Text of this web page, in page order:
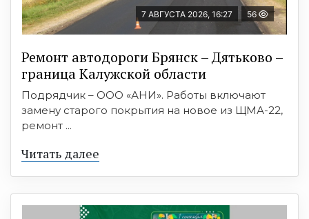
7 АВГУСТА 2026, 16:27 56
Ремонт автодороги Брянск – Дятьково –
граница Калужской области
Подрядчик – ООО «АНИ». Работы включают
замену старого покрытия на новое из ЩМА-22,
ремонт ...
Читать далее